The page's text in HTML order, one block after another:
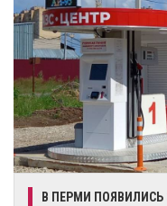
В ПЕРМИ